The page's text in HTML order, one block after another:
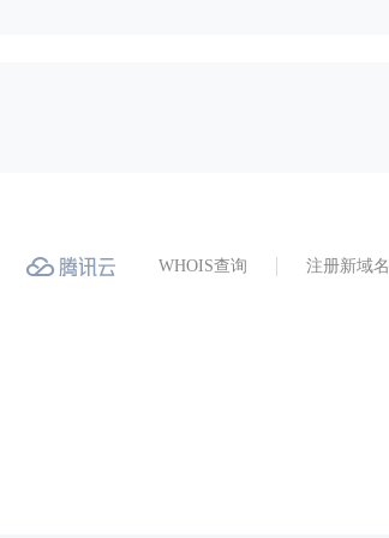
WHOIS查询 注册新域名